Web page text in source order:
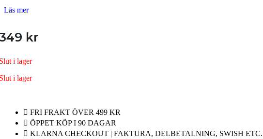
Klockor
Alla Klockor
Läs mer
kr
i lager
i lager
FRI FRAKT ÖVER 499 KR
ÖPPET KÖP I 90 DAGAR
KLARNA CHECKOUT | FAKTURA, DELBETALNING, SWISH ETC.